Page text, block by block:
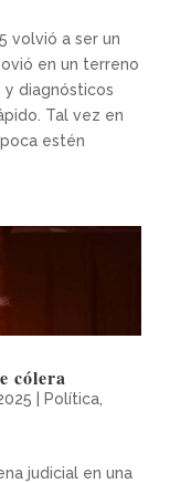
volvió a ser un
en un terreno
y diagnósticos
Tal vez en
estén
cólera
Política,
judicial en una